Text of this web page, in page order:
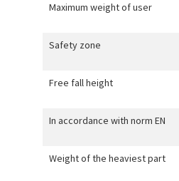
Maximum weight of user
Safety zone
Free fall height
In accordance with norm EN
Weight of the heaviest part